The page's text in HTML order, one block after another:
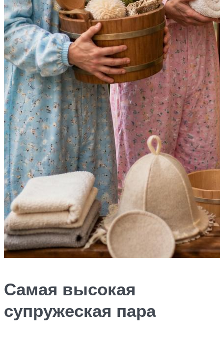
Самая высокая
супружеская пара